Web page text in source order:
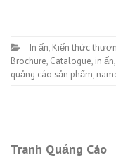
In ấn, Kiến thức
Brochure, Catalogue, in ấn,
quảng cáo sản phẩm,
Tranh Quảng Cáo